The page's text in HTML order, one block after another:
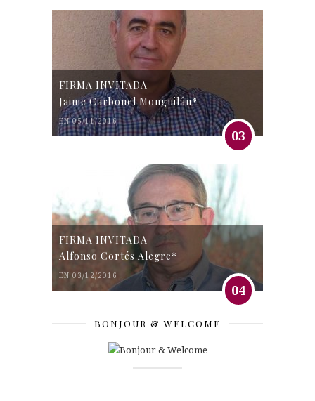
FIRMA INVITADA
Jaime Carbonel Monguilán*
EN 05/11/2016
03
FIRMA INVITADA
Alfonso Cortés Alegre*
EN 03/12/2016
04
BONJOUR & WELCOME